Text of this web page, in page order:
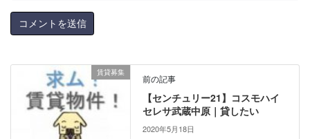
賃貸募集
前の記事
【センチュリー21】コスモハイ
セレサ武蔵中原｜貸したい
2020年5月18日